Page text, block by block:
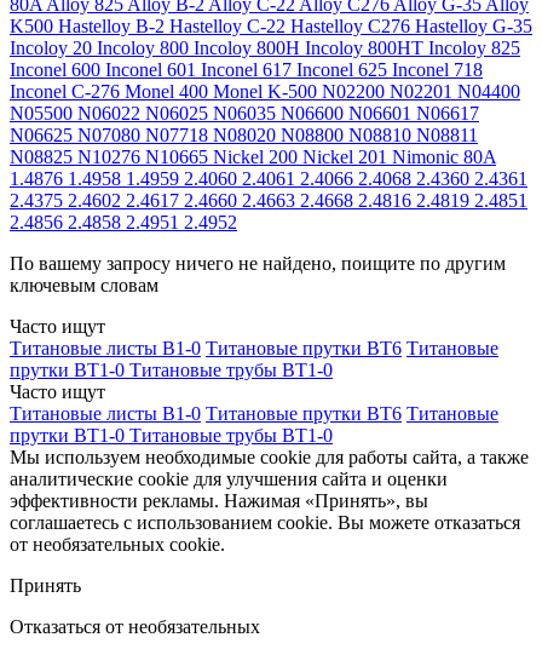
80A Alloy 825 Alloy B-2 Alloy C-22 Alloy C276 Alloy G-35 Alloy
K500 Hastelloy B-2 Hastelloy C-22 Hastelloy C276 Hastelloy G-35
Incoloy 20 Incoloy 800 Incoloy 800H Incoloy 800HT Incoloy 825
Inconel 600 Inconel 601 Inconel 617 Inconel 625 Inconel 718
Inconel C-276 Monel 400 Monel K-500 N02200 N02201 N04400
N05500 N06022 N06025 N06035 N06600 N06601 N06617
N06625 N07080 N07718 N08020 N08800 N08810 N08811
N08825 N10276 N10665 Nickel 200 Nickel 201 Nimonic 80A
1.4876 1.4958 1.4959 2.4060 2.4061 2.4066 2.4068 2.4360 2.4361
2.4375 2.4602 2.4617 2.4660 2.4663 2.4668 2.4816 2.4819 2.4851
2.4856 2.4858 2.4951 2.4952
По вашему запросу ничего не найдено, поищите по другим
ключевым словам
Часто ищут
Титановые листы В1-0 Титановые прутки ВТ6 Титановые
прутки ВТ1-0 Титановые трубы ВТ1-0
Часто ищут
Титановые листы В1-0 Титановые прутки ВТ6 Титановые
прутки ВТ1-0 Титановые трубы ВТ1-0
Мы используем необходимые cookie для работы сайта, а также
аналитические cookie для улучшения сайта и оценки
эффективности рекламы. Нажимая «Принять», вы
соглашаетесь с использованием cookie. Вы можете отказаться
от необязательных cookie.
Принять
Отказаться от необязательных